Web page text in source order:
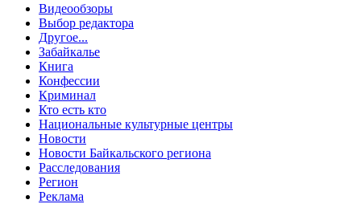
Видеообзоры
Выбор редактора
Другое...
Забайкалье
Книга
Конфессии
Криминал
Кто есть кто
Национальные культурные центры
Новости
Новости Байкальского региона
Расследования
Регион
Реклама